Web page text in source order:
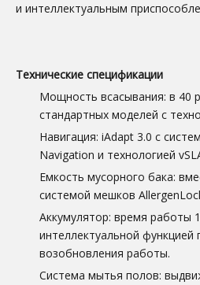
и интеллектуальным
Технические спецификации
Мощность всасывания: в 40
стандартных моделей с
Навигация: iAdapt 3.0 с
Navigation и технологией
Емкость мусорного бака:
системой мешков
Аккумулятор: время работы
интеллектуальной функцией
возобновления работы.
Система мытья полов: